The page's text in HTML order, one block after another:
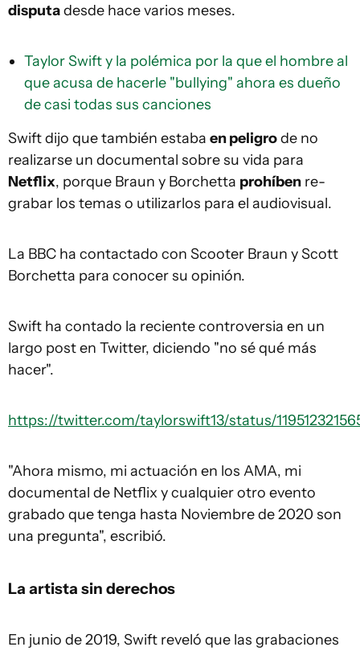
disputadesde hace varios meses.
Taylor Swift y la polémica por la que el hombre al
que acusa de hacerle "bullying" ahora es dueño
de casi todas sus canciones
Swift dijo que también estaba en peligrode no
realizarse un documental sobre su vida para
Netflix, porque Braun y Borchetta prohíben re-
grabar los temas o utilizarlos para el audiovisual.
La BBC ha contactado con Scooter Braun y Scott
Borchetta para conocer su opinión.
Swift ha contado la reciente controversia en un
largo post en Twitter, diciendo "no sé qué más
hacer".
https://twitter.com/taylorswift13/status/
"Ahora mismo, mi actuación en los AMA, mi
documental de Netflix y cualquier otro evento
grabado que tenga hasta Noviembre de 2020 son
una pregunta", escribió.
La artista sin derechos
En junio de 2019, Swift reveló que las grabaciones